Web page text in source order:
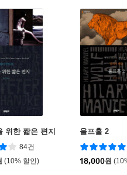
위한 짧은 편지
84건
(10% 할인)
울프홀 2
18,000원